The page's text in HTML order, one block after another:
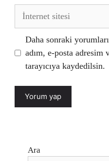
İnternet
Daha sonraki
adım, e-posta adresim
tarayıcıya kaydedilsin.
Ara